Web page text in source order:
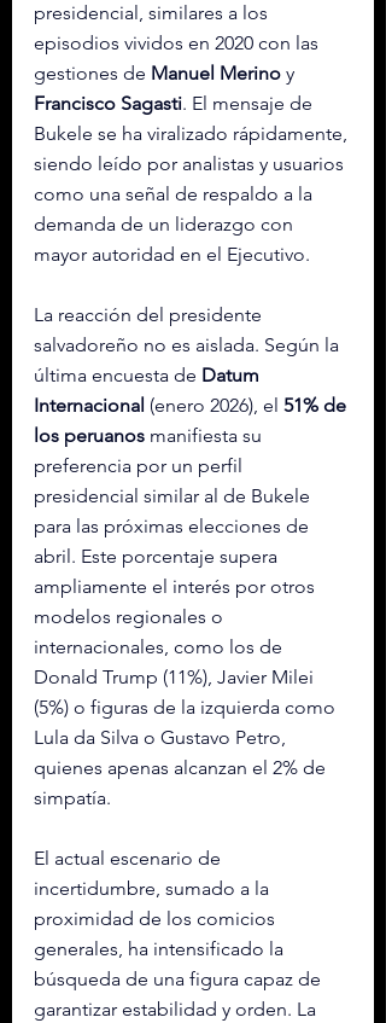
presidencial, similares a los
episodios vividos en 2020 con las
gestiones de Manuel Merino y
Francisco Sagasti. El mensaje de
Bukele se ha viralizado rápidamente,
siendo leído por analistas y usuarios
como una señal de respaldo a la
demanda de un liderazgo con
mayor autoridad en el Ejecutivo.
La reacción del presidente
salvadoreño no es aislada. Según la
última encuesta de Datum
Internacional (enero 2026), el 51% de
los peruanos manifiesta su
preferencia por un perfil
presidencial similar al de Bukele
para las próximas elecciones de
abril. Este porcentaje supera
ampliamente el interés por otros
modelos regionales o
internacionales, como los de
Donald Trump (11%), Javier Milei
(5%) o figuras de la izquierda como
Lula da Silva o Gustavo Petro,
quienes apenas alcanzan el 2% de
simpatía.
El actual escenario de
incertidumbre, sumado a la
proximidad de los comicios
generales, ha intensificado la
búsqueda de una figura capaz de
garantizar estabilidad y orden. La